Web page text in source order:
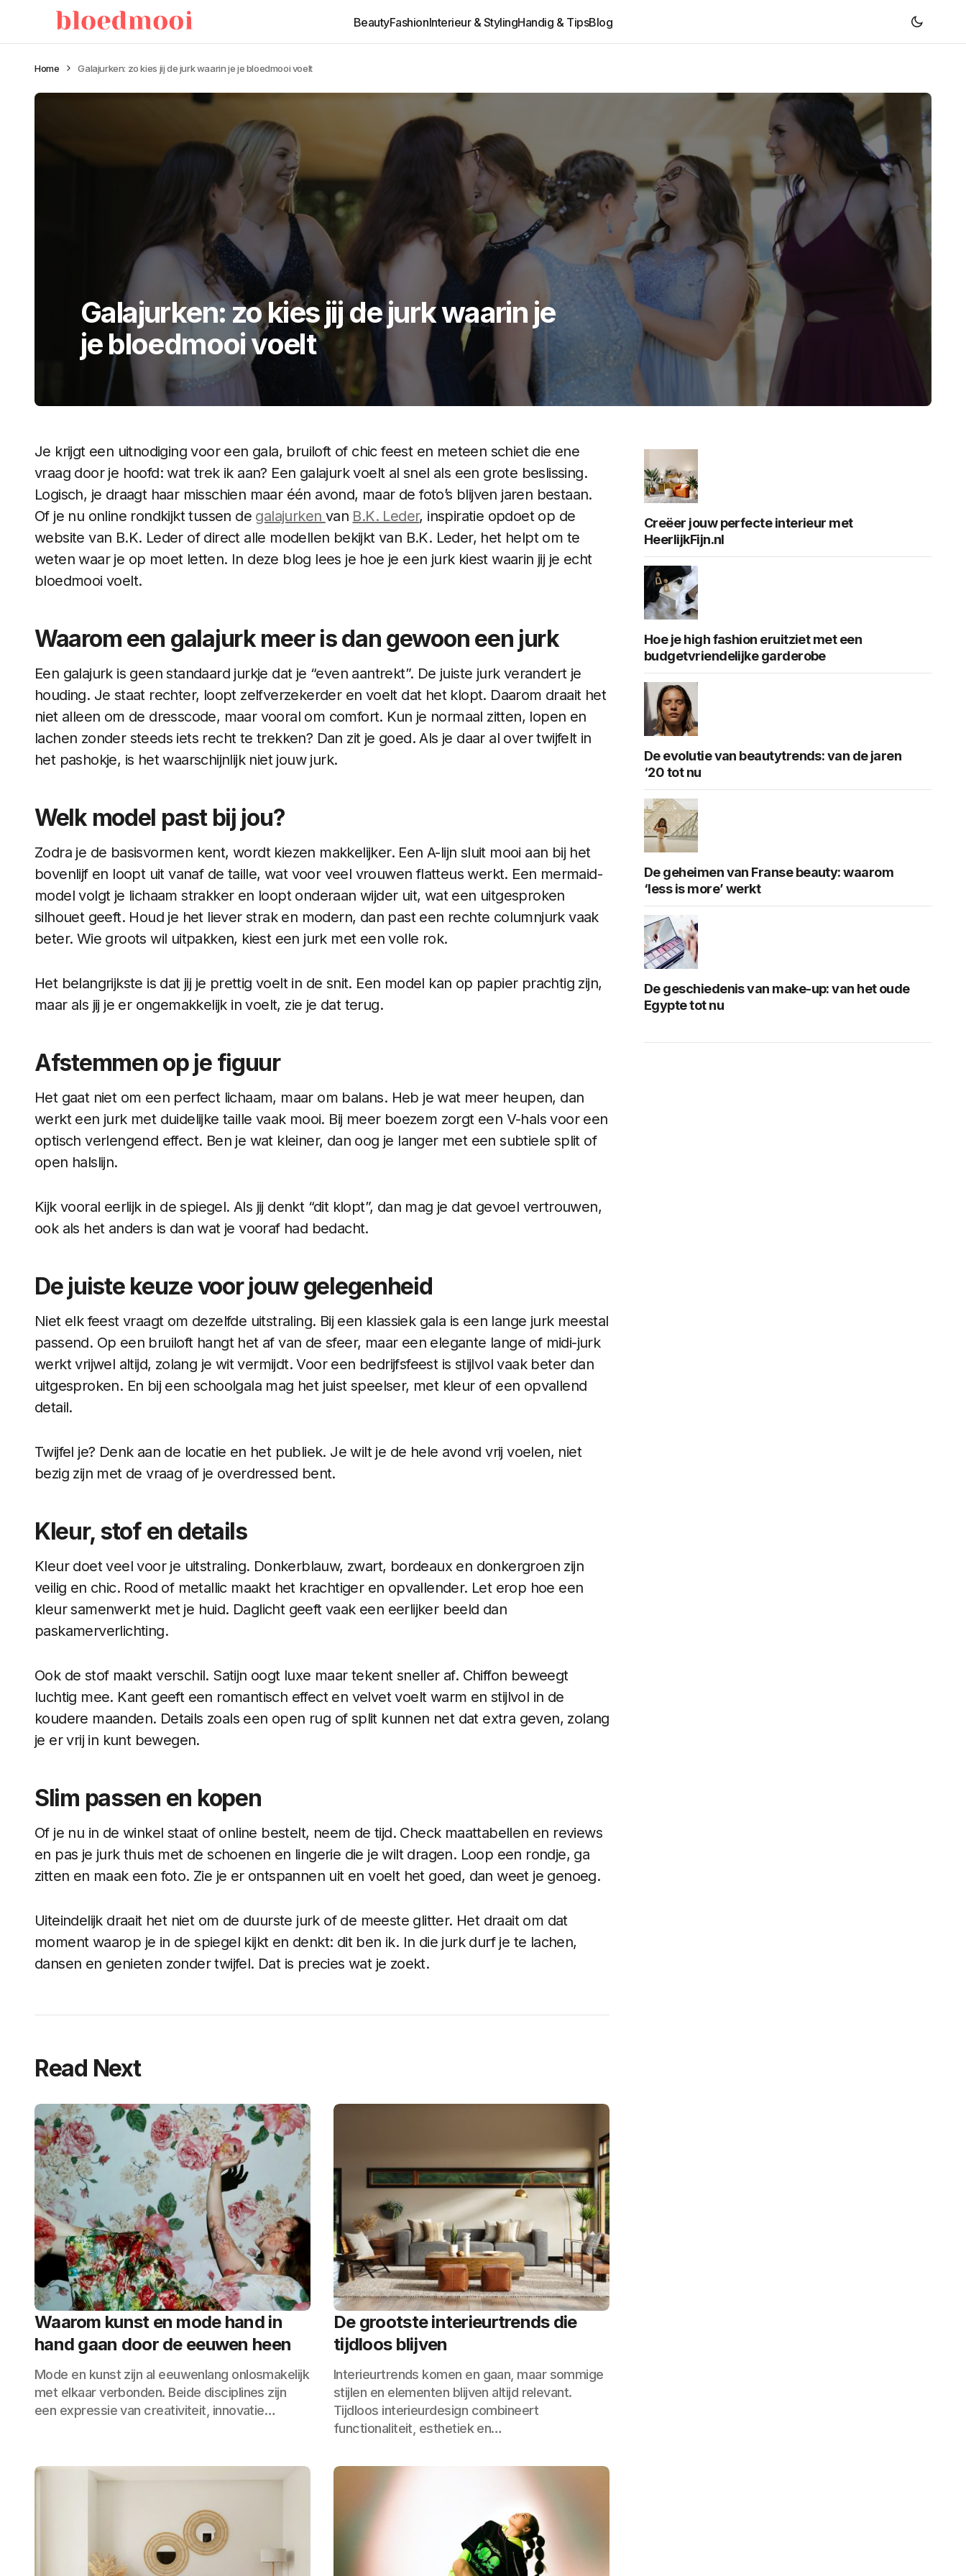
BeautyFashionInterieur & StylingHandig & TipsBlog
Home Galajurken: zo kies jij de jurk waarin je je bloedmooi voelt
Galajurken: zo kies jij de jurk waarin je
je bloedmooi voelt
Je krijgt een uitnodiging voor een gala, bruiloft of chic feest en meteen schiet die ene
vraag door je hoofd: wat trek ik aan? Een galajurk voelt al snel als een grote beslissing.
Logisch, je draagt haar misschien maar één avond, maar de foto’s blijven jaren bestaan.
Of je nu online rondkijkt tussen de galajurken van B.K. Leder, inspiratie opdoet op de
website van B.K. Leder of direct alle modellen bekijkt van B.K. Leder, het helpt om te
weten waar je op moet letten. In deze blog lees je hoe je een jurk kiest waarin jij je echt
bloedmooi voelt.
Waarom een galajurk meer is dan gewoon een jurk
Een galajurk is geen standaard jurkje dat je “even aantrekt”. De juiste jurk verandert je
houding. Je staat rechter, loopt zelfverzekerder en voelt dat het klopt. Daarom draait het
niet alleen om de dresscode, maar vooral om comfort. Kun je normaal zitten, lopen en
lachen zonder steeds iets recht te trekken? Dan zit je goed. Als je daar al over twijfelt in
het pashokje, is het waarschijnlijk niet jouw jurk.
Welk model past bij jou?
Zodra je de basisvormen kent, wordt kiezen makkelijker. Een A-lijn sluit mooi aan bij het
bovenlijf en loopt uit vanaf de taille, wat voor veel vrouwen flatteus werkt. Een mermaid-
model volgt je lichaam strakker en loopt onderaan wijder uit, wat een uitgesproken
silhouet geeft. Houd je het liever strak en modern, dan past een rechte columnjurk vaak
beter. Wie groots wil uitpakken, kiest een jurk met een volle rok.
Het belangrijkste is dat jij je prettig voelt in de snit. Een model kan op papier prachtig zijn,
maar als jij je er ongemakkelijk in voelt, zie je dat terug.
Afstemmen op je figuur
Het gaat niet om een perfect lichaam, maar om balans. Heb je wat meer heupen, dan
werkt een jurk met duidelijke taille vaak mooi. Bij meer boezem zorgt een V-hals voor een
optisch verlengend effect. Ben je wat kleiner, dan oog je langer met een subtiele split of
open halslijn.
Kijk vooral eerlijk in de spiegel. Als jij denkt “dit klopt”, dan mag je dat gevoel vertrouwen,
ook als het anders is dan wat je vooraf had bedacht.
De juiste keuze voor jouw gelegenheid
Niet elk feest vraagt om dezelfde uitstraling. Bij een klassiek gala is een lange jurk meestal
passend. Op een bruiloft hangt het af van de sfeer, maar een elegante lange of midi-jurk
werkt vrijwel altijd, zolang je wit vermijdt. Voor een bedrijfsfeest is stijlvol vaak beter dan
uitgesproken. En bij een schoolgala mag het juist speelser, met kleur of een opvallend
detail.
Twijfel je? Denk aan de locatie en het publiek. Je wilt je de hele avond vrij voelen, niet
bezig zijn met de vraag of je overdressed bent.
Kleur, stof en details
Kleur doet veel voor je uitstraling. Donkerblauw, zwart, bordeaux en donkergroen zijn
veilig en chic. Rood of metallic maakt het krachtiger en opvallender. Let erop hoe een
kleur samenwerkt met je huid. Daglicht geeft vaak een eerlijker beeld dan
paskamerverlichting.
Ook de stof maakt verschil. Satijn oogt luxe maar tekent sneller af. Chiffon beweegt
luchtig mee. Kant geeft een romantisch effect en velvet voelt warm en stijlvol in de
koudere maanden. Details zoals een open rug of split kunnen net dat extra geven, zolang
je er vrij in kunt bewegen.
Slim passen en kopen
Of je nu in de winkel staat of online bestelt, neem de tijd. Check maattabellen en reviews
en pas je jurk thuis met de schoenen en lingerie die je wilt dragen. Loop een rondje, ga
zitten en maak een foto. Zie je er ontspannen uit en voelt het goed, dan weet je genoeg.
Uiteindelijk draait het niet om de duurste jurk of de meeste glitter. Het draait om dat
moment waarop je in de spiegel kijkt en denkt: dit ben ik. In die jurk durf je te lachen,
dansen en genieten zonder twijfel. Dat is precies wat je zoekt.
Read Next
Waarom kunst en mode hand in
hand gaan door de eeuwen heen
Mode en kunst zijn al eeuwenlang onlosmakelijk
met elkaar verbonden. Beide disciplines zijn
een expressie van creativiteit, innovatie…
De grootste interieurtrends die
tijdloos blijven
Interieurtrends komen en gaan, maar sommige
stijlen en elementen blijven altijd relevant.
Tijdloos interieurdesign combineert
functionaliteit, esthetiek en…
Creëer jouw perfecte interieur met
HeerlijkFijn.nl
Hoe je high fashion eruitziet met een
budgetvriendelijke garderobe
De evolutie van beautytrends: van de jaren
‘20 tot nu
De geheimen van Franse beauty: waarom
‘less is more’ werkt
De geschiedenis van make-up: van het oude
Egypte tot nu